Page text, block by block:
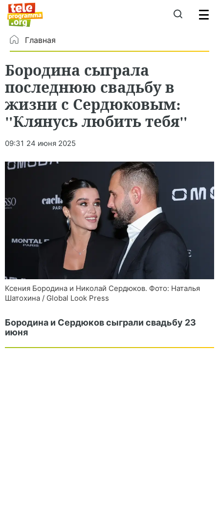
Главная
Бородина сыграла
последнюю свадьбу в
жизни с Сердюковым:
"Клянусь любить тебя"
09:31 24 июня 2025
Ксения Бородина и Николай Сердюков. Фото: Наталья
Шатохина / Global Look Press
Бородина и Сердюков сыграли свадьбу 23
июня